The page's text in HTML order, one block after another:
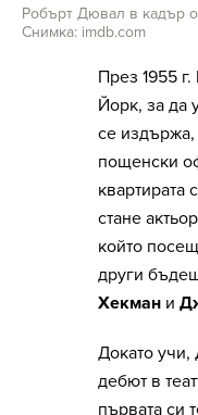
Робърт Дювал в кадър
Снимка: imdb.com
През 1955
Йорк, за да
се
пощенски
стане
който
други
Хекман и
Докато учи,
дебют в
първата си